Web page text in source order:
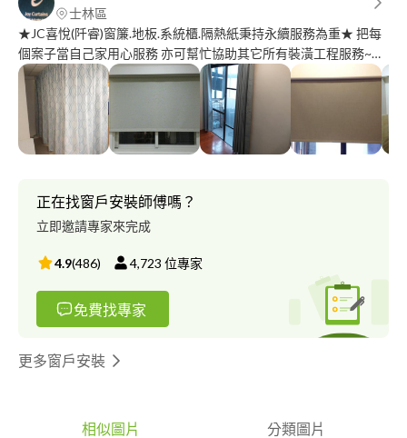
士林區
★JC喜悅(阡睿)窗簾.地板.系統櫃.隔熱紙秉持永續服務為重★ 把每
個案子當自己家用心服務 亦可幫忙協助其它所有裝潢工程服務~全
國全年服務~新訂製依報價單或告知窗簾種類及預算需求選擇承作
亦另有優惠~手機號碼可直接加line(line圖片JC)洽詢 捲簾.傳統窗簾.
木百葉.鋁百葉.羅馬簾.風琴簾.調光簾各式手動電動窗簾全服務含丈
量訂作 依客戶需求及選擇報價決定價位 各式窗簾維修.安裝.新訂製
作提供全服務
正在找窗戶安裝師傅嗎？
立即邀請專家來完成
4.9(486) 4,723 位專家
免費找專家
更多窗戶安裝
相似圖片 分類圖片